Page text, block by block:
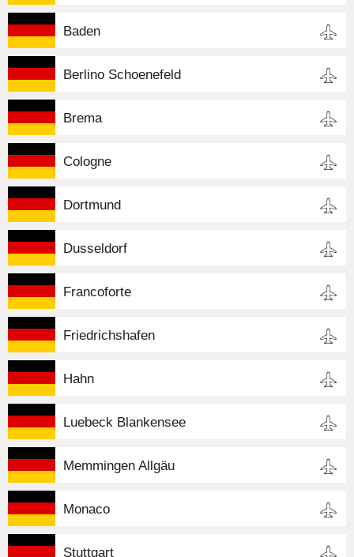
Baden
Berlino Schoenefeld
Brema
Cologne
Dortmund
Dusseldorf
Francoforte
Friedrichshafen
Hahn
Luebeck Blankensee
Memmingen Allgäu
Monaco
Stuttgart